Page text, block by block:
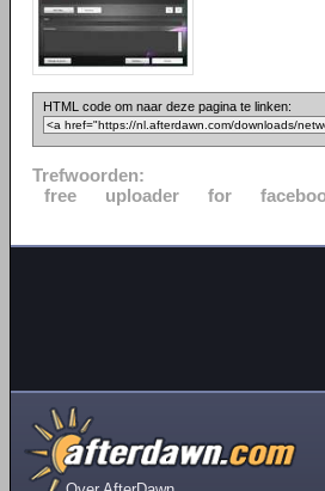
HTML code om naar deze pagina te linken:
Trefwoorden:
free
uploader for